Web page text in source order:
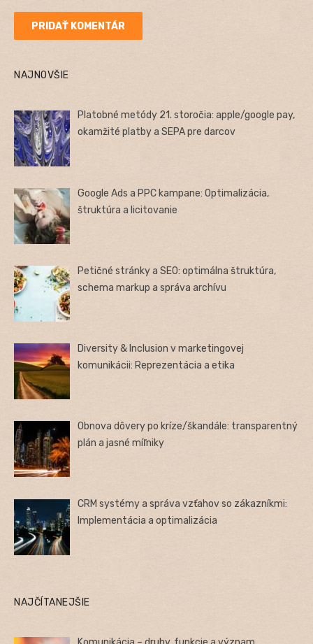
NAJNOVŠIE
Platobné metódy 21. storočia: apple/google pay,
okamžité platby a SEPA pre darcov
Google Ads a PPC kampane: Optimalizácia,
štruktúra a licitovanie
Petičné stránky a SEO: optimálna štruktúra,
schema markup a správa archívu
Diversity & Inclusion v marketingovej
komunikácii: Reprezentácia a etika
Obnova dôvery po kríze/škandále: transparentný
plán a jasné míľniky
CRM systémy a správa vzťahov so zákazníkmi:
Implementácia a optimalizácia
NAJČÍTANEJŠIE